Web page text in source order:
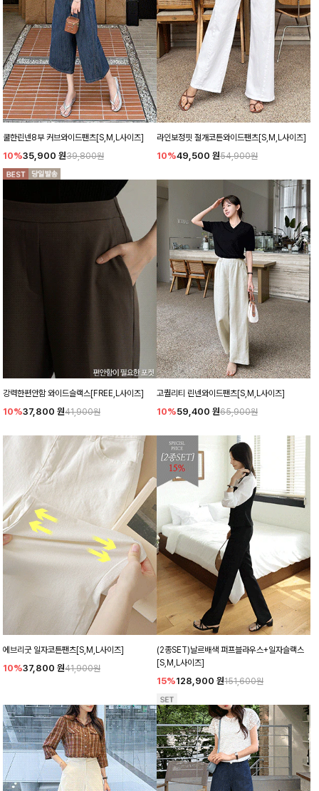
쿨한린넨8부 커브와이드팬츠[S,M,L사이즈]
10%35,900 원39,800원
라인보정핏 절개코튼와이드팬츠[S,M,L사이즈]
10%49,500 원54,900원
강력한편안함 와이드슬랙스[FREE,L사이즈]
10%37,800 원41,900원
고퀄리티 린넨와이드팬츠[S,M,L사이즈]
10%59,400 원65,900원
에브리굿 일자코튼팬츠[S,M,L사이즈]
10%37,800 원41,900원
(2종SET)날르배색 퍼프블라우스+일자슬랙스
[S,M,L사이즈]
15%128,900 원151,600원